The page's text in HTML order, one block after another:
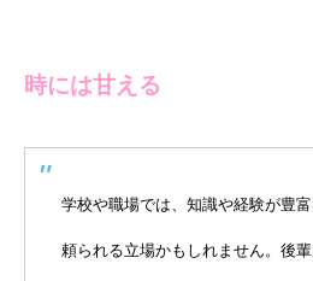
時には甘える
学校や職場では、知識や経験が豊
頼られる立場かもしれません。後